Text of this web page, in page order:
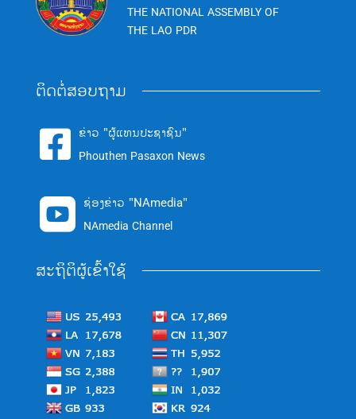
THE NATIONAL ASSEMBLY OF
THE LAO PDR
ຕິດຕໍ່ສອບຖາມ
 ຂ່າວ "ຜູ້ແທນປະຊາຊົນ"
Phouthen Pasaxon News
 ຊ່ອງຂ່າວ "NAmedia"
NAmedia Channel
ສະຖິຕິຜູ້ເຂົ້າໃຊ້